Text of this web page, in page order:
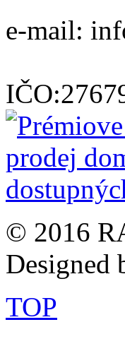
e-mail:
© 2016
Designed
TOP